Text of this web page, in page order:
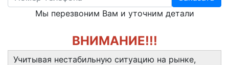
Мы перезвоним Вам и уточним детали
ВНИМАНИЕ!!!
Учитывая нестабильную ситуацию на рынке,